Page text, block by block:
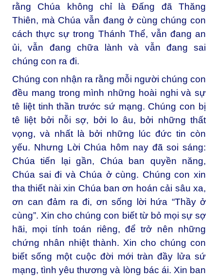
rằng Chúa không chỉ là Đấng đã Thăng
Thiên, mà Chúa vẫn đang ở cùng chúng con
cách thực sự trong Thánh Thể, vẫn đang an
ủi, vẫn đang chữa lành và vẫn đang sai
chúng con ra đi.
Chúng con nhận ra rằng mỗi người chúng con
đều mang trong mình những hoài nghi và sự
tê liệt tinh thần trước sứ mạng. Chúng con bị
tê liệt bởi nỗi sợ, bởi lo âu, bởi những thất
vọng, và nhất là bởi những lúc đức tin còn
yếu. Nhưng Lời Chúa hôm nay đã soi sáng:
Chúa tiến lại gần, Chúa ban quyền năng,
Chúa sai đi và Chúa ở cùng. Chúng con xin
tha thiết nài xin Chúa ban ơn hoán cải sâu xa,
ơn can đảm ra đi, ơn sống lời hứa “Thầy ở
cùng”. Xin cho chúng con biết từ bỏ mọi sự sợ
hãi, mọi tính toán riêng, để trở nên những
chứng nhân nhiệt thành. Xin cho chúng con
biết sống một cuộc đời mới tràn đầy lửa sứ
mạng, tình yêu thương và lòng bác ái. Xin ban